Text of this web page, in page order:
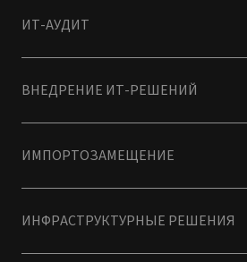
ИТ-АУДИТ
ВНЕДРЕНИЕ ИТ-РЕШЕНИЙ
ИМПОРТОЗАМЕЩЕНИЕ
ИНФРАСТРУКТУРНЫЕ РЕШЕНИЯ